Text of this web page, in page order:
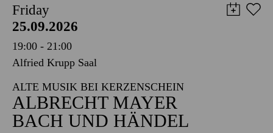
Friday
25.09.2026
19:00 - 21:00
Alfried Krupp Saal
ALTE MUSIK BEI KERZENSCHEIN
ALBRECHT MAYER
BACH UND HÄNDEL